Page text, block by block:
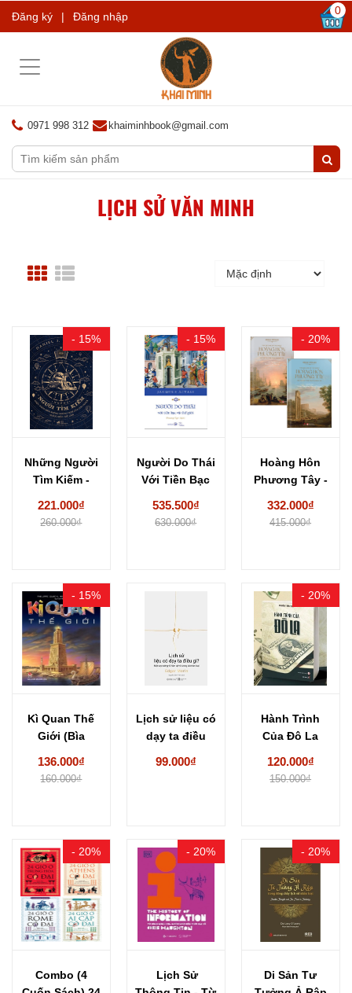
Đăng ký | Đăng nhập 0
Toggle
0971 998 312 khaiminhbook@gmail.com
LỊCH SỬ VĂN MINH
- 15%
Những Người
Tìm Kiếm -
221.000₫
260.000₫
- 15%
Người Do Thái
Với Tiền Bạc
535.500₫
630.000₫
- 20%
Hoàng Hôn
Phương Tây -
332.000₫
415.000₫
- 15%
Kì Quan Thế
Giới (Bìa
136.000₫
160.000₫
Lịch sử liệu có
dạy ta điều
99.000₫
- 20%
Hành Trình
Của Đô La
120.000₫
150.000₫
- 20%
Combo (4
- 20%
Lịch Sử
- 20%
Di Sản Tư